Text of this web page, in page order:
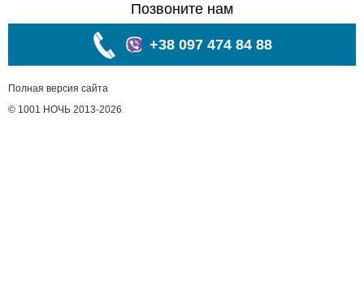
Позвоните нам
+38 097 474 84 88
Полная версия сайта
© 1001 НОЧЬ 2013-2026